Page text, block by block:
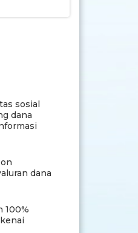
sosial
dana
dana
100%